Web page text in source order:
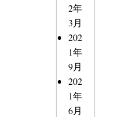
2年
3月
202
1年
9月
202
1年
6月